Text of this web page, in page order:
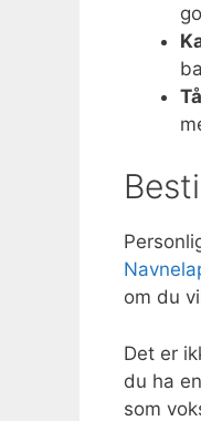
om du
Det er
du ha
som